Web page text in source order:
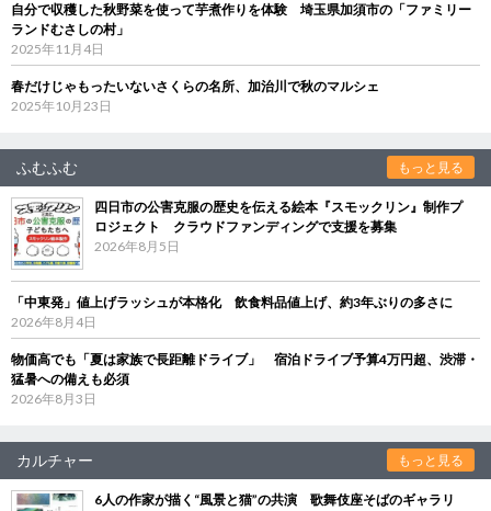
自分で収穫した秋野菜を使って芋煮作りを体験 埼玉県加須市の「ファミリー
ランドむさしの村」
2025年11月4日
春だけじゃもったいないさくらの名所、加治川で秋のマルシェ
2025年10月23日
ふむふむ もっと見る
四日市の公害克服の歴史を伝える絵本『スモックリン』制作プ
ロジェクト クラウドファンディングで支援を募集
2026年8月5日
「中東発」値上げラッシュが本格化 飲食料品値上げ、約3年ぶりの多さに
2026年8月4日
物価高でも「夏は家族で長距離ドライブ」 宿泊ドライブ予算4万円超、渋滞・
猛暑への備えも必須
2026年8月3日
カルチャー もっと見る
6人の作家が描く“風景と猫”の共演 歌舞伎座そばのギャラリ